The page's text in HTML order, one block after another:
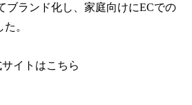
ブランド化し、家庭向けにECでの
。
イトはこちら